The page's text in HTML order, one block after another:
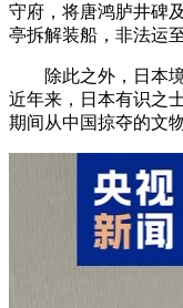
守府，将唐鸿胪井碑
亭拆解装船，非法运
除此之外，日本境
近年来，日本有识之
期间从中国掠夺的文物